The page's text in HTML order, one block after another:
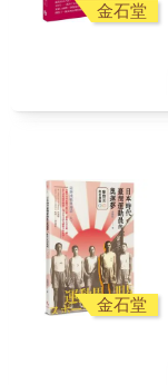
金石堂
金石堂